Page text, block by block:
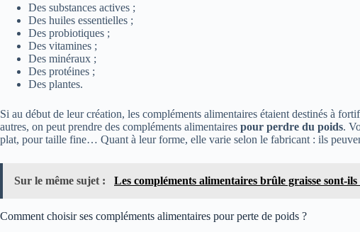
Des substances actives ;
Des huiles essentielles ;
Des probiotiques ;
Des vitamines ;
Des minéraux ;
Des protéines ;
Des plantes.
Si au début de leur création, les compléments alimentaires étaient destinés à
autres, on peut prendre des compléments alimentaires pour perdre du poids.
plat, pour taille fine… Quant à leur forme, elle varie selon le fabricant : ils
Sur le même sujet : Les compléments alimentaires brûle graisse sont-ils
Comment choisir ses compléments alimentaires pour perte de poids ?